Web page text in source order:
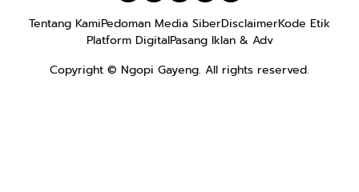
Tentang KamiPedoman Media SiberDisclaimerKode Etik
Platform DigitalPasang Iklan & Adv
Copyright © Ngopi Gayeng. All rights reserved.